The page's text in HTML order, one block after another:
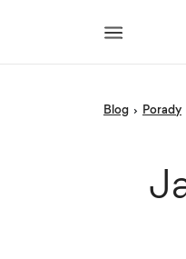
blog › porady